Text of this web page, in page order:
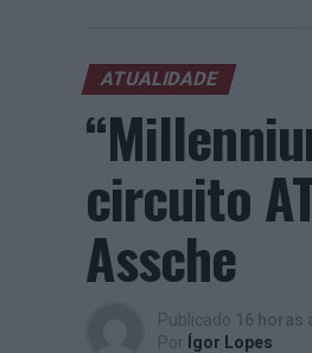
ATUALIDADE
circuito
Assche
Publicado 16 horas
Por Ígor Lopes